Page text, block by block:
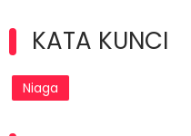
KATA KUNCI
Niaga